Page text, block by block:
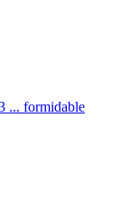
... formidable